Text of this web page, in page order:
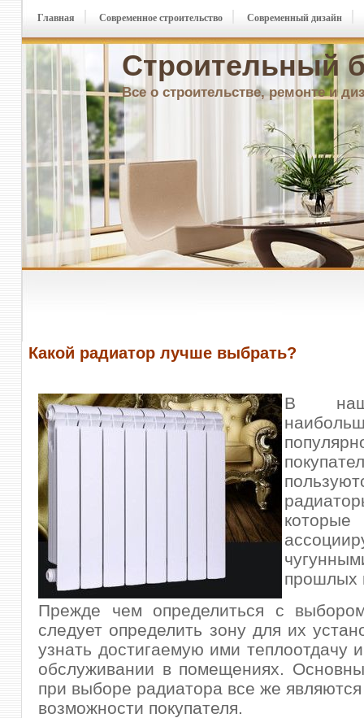
Строительный
Все о строительстве, ремонте и
Главная Современное строительство Современный дизайн
Какой радиатор лучше выбрать?
В
которые
прошлых
Прежде чем определиться с
следует определить зону для их
узнать достигаемую ими теплоотдачу
обслуживании в помещениях.
при выборе радиатора все же
возможности покупателя.